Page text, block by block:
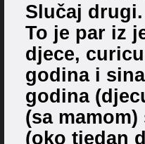
Slučaj drugi.
To je par iz
djece,
godina i
godina
(sa
(oko tjedan